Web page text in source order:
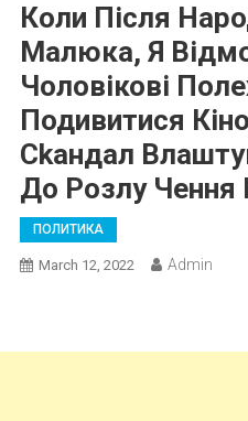
Коли Після
Малюка, Я
Чоловікові
Подивитися
Сkандал
До Розлу Чення
ПОЛИТИКА
March 12, 2022 Admin